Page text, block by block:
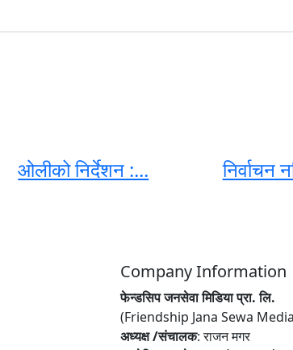
ओलीको निर्देशन :... निर्वाचन
Company Information
फेन्डसिप जनसेवा मिडिया प्रा. लि.
(Friendship Jana Sewa
अध्यक्ष /संचालक: राजन मगर